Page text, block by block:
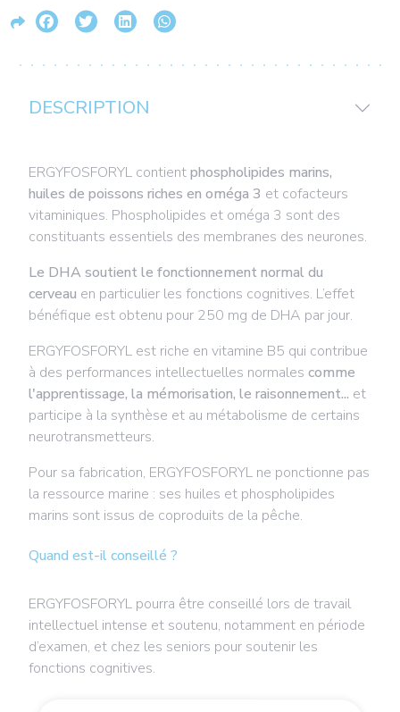
DESCRIPTION
ERGYFOSFORYL contientphospholipides marins,
huiles de poissons riches en oméga 3 et cofacteurs
vitaminiques. Phospholipides et oméga 3 sont des
constituants essentiels des membranes des neurones.
Le DHA soutient le fonctionnement normal du
cerveau en particulier les fonctions cognitives. L’effet
bénéfique est obtenu pour 250 mg de DHA par jour.
ERGYFOSFORYL est riche en vitamine B5 qui contribue
à des performances intellectuelles normales comme
l'apprentissage, la mémorisation, le raisonnement... et
participe à la synthèse et au métabolisme de certains
neurotransmetteurs.
Pour sa fabrication, ERGYFOSFORYL ne ponctionne pas
la ressource marine : ses huiles et phospholipides
marins sont issus de coproduits de la pêche.
Quand est-il conseillé ?
ERGYFOSFORYL pourra être conseillé lors de travail
intellectuel intense et soutenu, notamment en période
d’examen, et chez les seniors pour soutenir les
fonctions cognitives.